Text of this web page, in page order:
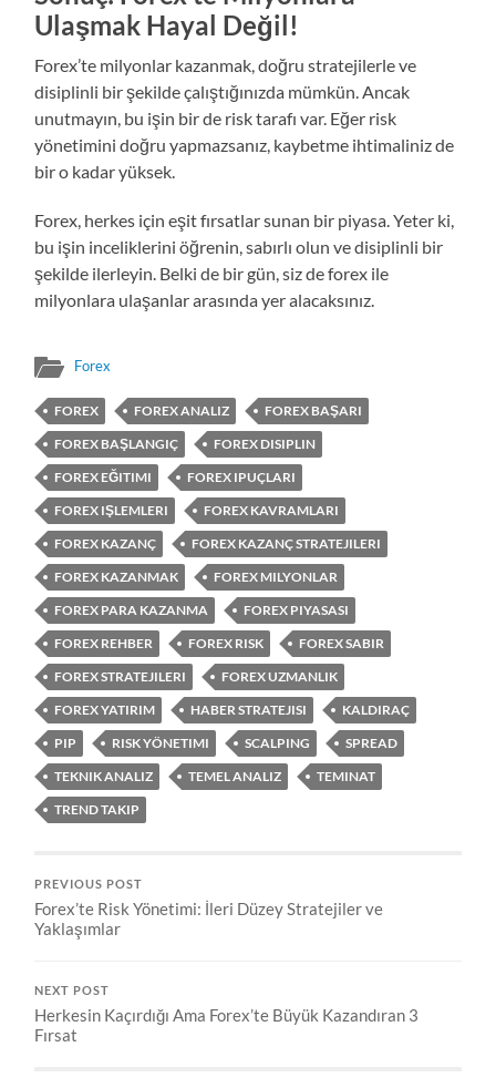
Ulaşmak Hayal Değil!
Forex’te milyonlar kazanmak, doğru stratejilerle ve
disiplinli bir şekilde çalıştığınızda mümkün. Ancak
unutmayın, bu işin bir de risk tarafı var. Eğer risk
yönetimini doğru yapmazsanız, kaybetme ihtimaliniz de
bir o kadar yüksek.
Forex, herkes için eşit fırsatlar sunan bir piyasa. Yeter ki,
bu işin inceliklerini öğrenin, sabırlı olun ve disiplinli bir
şekilde ilerleyin. Belki de bir gün, siz de forex ile
milyonlara ulaşanlar arasında yer alacaksınız.
Forex
FOREX FOREX ANALIZ
FOREX BAŞARI
FOREX BAŞLANGIÇ
FOREX DISIPLIN
FOREX EĞITIMI
FOREX IPUÇLARI
FOREX IŞLEMLERI
FOREX KAVRAMLARI
FOREX KAZANÇ
FOREX KAZANÇ STRATEJILERI
FOREX KAZANMAK
FOREX MILYONLAR
FOREX PARA KAZANMA
FOREX PIYASASI
FOREX REHBER
FOREX RISK
FOREX SABIR
FOREX STRATEJILERI
FOREX UZMANLIK
FOREX YATIRIM
HABER STRATEJISI
KALDIRAÇ
PIP
RISK YÖNETIMI SCALPING
SPREAD
TEKNIK ANALIZ
TEMEL ANALIZ
TEMINAT
TREND TAKIP
PREVIOUS POST
Forex’te Risk Yönetimi: İleri Düzey Stratejiler ve
Yaklaşımlar
NEXT POST
Herkesin Kaçırdığı Ama Forex’te Büyük Kazandıran 3
Fırsat